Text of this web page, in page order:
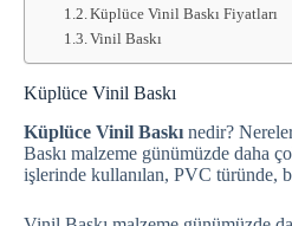
Küplüce Vinil Baskı Fiyatları
Vinil Baskı
Küplüce Vinil Baskı
Küplüce Vinil Baskı nedir?
Baskı malzeme günümüzde daha
işlerinde kullanılan, PVC türünde,